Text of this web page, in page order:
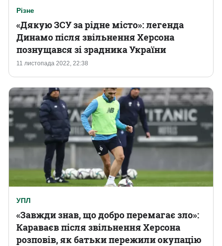
Різне
11 листопада 2022, 22:38
«Дякую ЗСУ за рідне місто»: легенда
Динамо після звільнення Херсона
познущався зі зрадника України
УПЛ
«Завжди знав, що добро перемагає зло»:
Караваєв після звільнення Херсона
розповів, як батьки пережили окупацію